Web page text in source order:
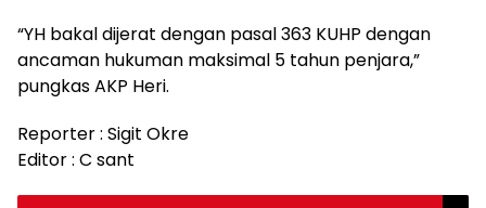
“YH bakal dijerat dengan pasal 363 KUHP dengan
ancaman hukuman maksimal 5 tahun penjara,”
pungkas AKP Heri.
Reporter : Sigit Okre
Editor : C sant